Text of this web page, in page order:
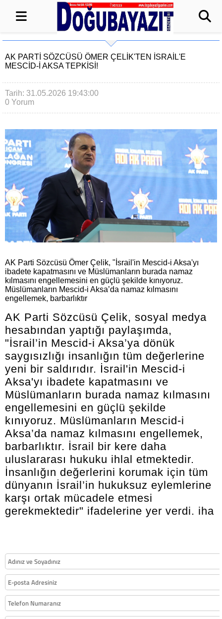
AK PARTI SÖZCÜSÜ ÖMER ÇELIK'TEN İSRAIL'E
MESCID-I AKSA TEPKISI!
Tarih: 31.05.2026 19:43:00
0 Yorum
AK Parti Sözcüsü Ömer Çelik, "İsrail'in Mescid-i Aksa'yı
ibadete kapatmasını ve Müslümanların burada namaz
kılmasını engellemesini en güçlü şekilde kınıyoruz.
Müslümanların Mescid-i Aksa’da namaz kılmasını
engellemek, barbarlıktır
AK Parti Sözcüsü Çelik, sosyal medya
hesabından yaptığı paylaşımda,
"İsrail’in Mescid-i Aksa’ya dönük
saygısızlığı insanlığın tüm değerlerine
yeni bir saldırıdır. İsrail'in Mescid-i
Aksa'yı ibadete kapatmasını ve
Müslümanların burada namaz kılmasını
engellemesini en güçlü şekilde
kınıyoruz. Müslümanların Mescid-i
Aksa’da namaz kılmasını engellemek,
barbarlıktır. İsrail bir kere daha
uluslararası hukuku ihlal etmektedir.
İnsanlığın değerlerini korumak için tüm
dünyanın İsrail’in hukuksuz eylemlerine
karşı ortak mücadele etmesi
gerekmektedir" ifadelerine yer verdi. iha